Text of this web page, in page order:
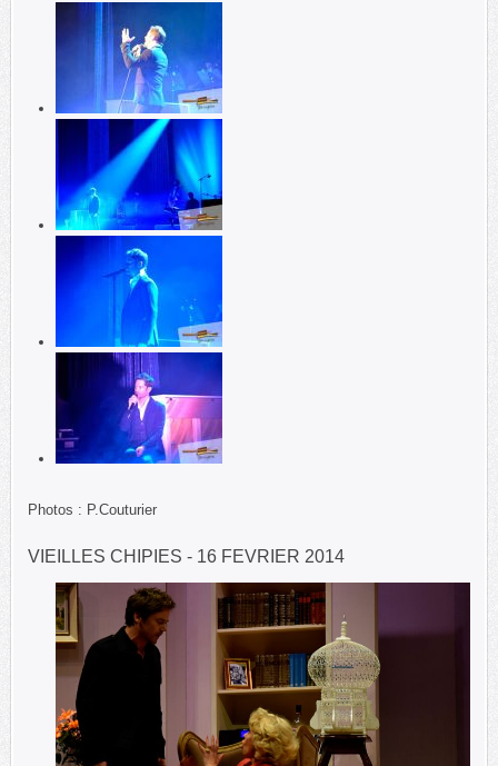
Photos : P.Couturier
VIEILLES CHIPIES - 16 FEVRIER 2014